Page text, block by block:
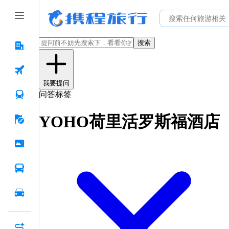
搜索
我要提问
问答标签
YOHO荷里活罗斯福酒店